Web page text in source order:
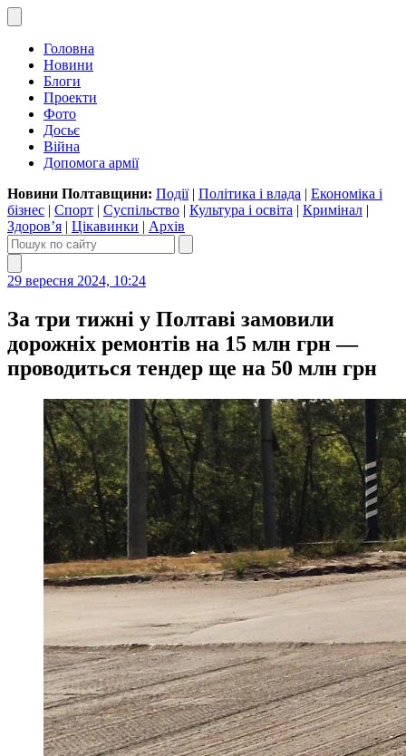
Головна
Новини
Блоги
Проекти
Фото
Досьє
Війна
Допомога армії
Новини Полтавщини: Події| Політика і влада | Економіка і
бізнес | Спорт | Суспільство | Культура і освіта | Кримінал |
Здоров’я | Цікавинки | Архів
29 вересня 2024, 10:24
За три тижні у Полтаві замовили
дорожніх ремонтів на 15 млн грн —
проводиться тендер ще на 50 млн грн